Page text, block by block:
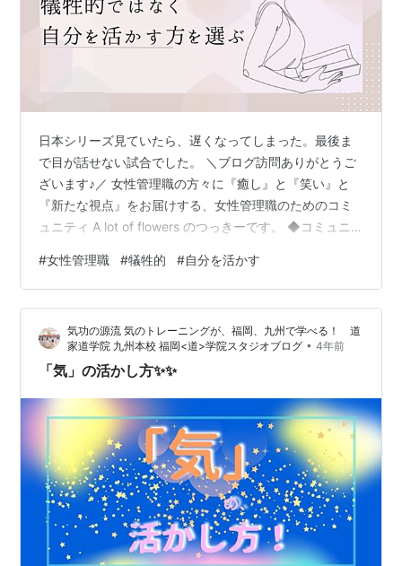
日本シリーズ見ていたら、遅くなってしまった。最後ま
で目が話せない試合でした。 ＼ブログ訪問ありがとうご
ざいます♪／ 女性管理職の方々に『癒し』と『笑い』と
『新たな視点』をお届けする、女性管理職のためのコミ
ュニティ A lot of flowers のつっきーです。 ◆コミュニ
flowers.hatenablog.com ◆HPはこちら ◆メルマガ登録
はこちら 女性管理職のための交流会を開催しています話
すことは放すこと。仕事の話から趣味の話まで幅広く話
しましょう。 ・１１月１８日（土） 時間未定 場所：西
宮市内 ・１２月２日（土） １４：００〜東京・渋谷…
#女性管理職 #犠牲的 #自分を活かす
気功の源流 気のトレーニングが、福岡、九州で学べる！ 道
家道学院 九州本校 福岡<道>学院スタジオブログ • 4年前
「気」の活かし方✨✨